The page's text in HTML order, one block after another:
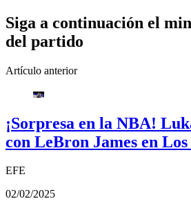
Siga a continuación el
del partido
Artículo anterior
¡Sorpresa en la NBA!
con LeBron James en
EFE
02/02/2025